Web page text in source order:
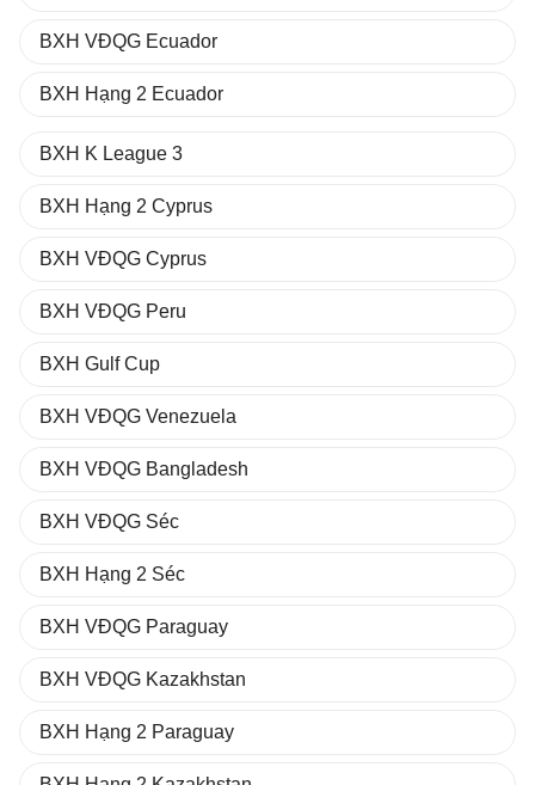
BXH VĐQG Ecuador
BXH Hạng 2 Ecuador
BXH K League 3
BXH Hạng 2 Cyprus
BXH VĐQG Cyprus
BXH VĐQG Peru
BXH Gulf Cup
BXH VĐQG Venezuela
BXH VĐQG Bangladesh
BXH VĐQG Séc
BXH Hạng 2 Séc
BXH VĐQG Paraguay
BXH VĐQG Kazakhstan
BXH Hạng 2 Paraguay